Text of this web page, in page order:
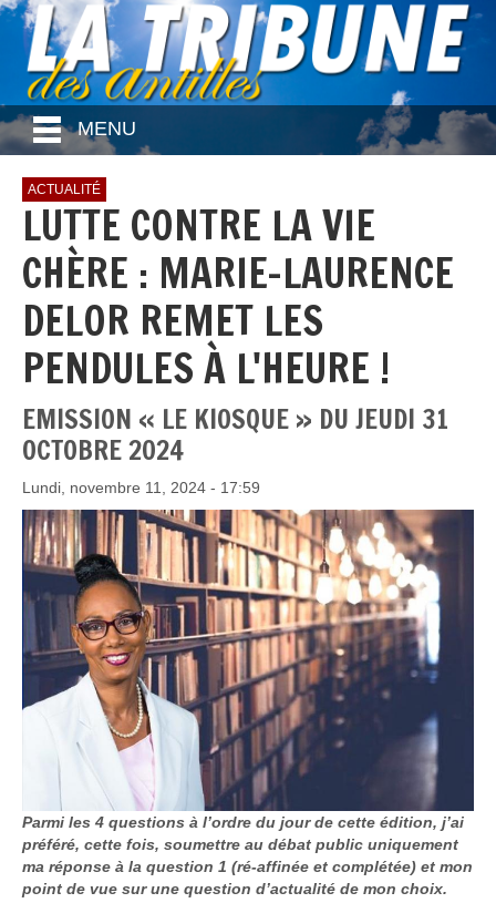
MENU
ACTUALITÉ
LUTTE CONTRE LA VIE
CHÈRE : MARIE-LAURENCE
DELOR REMET LES
PENDULES À L'HEURE !
EMISSION « LE KIOSQUE » DU JEUDI 31
OCTOBRE 2024
Lundi, novembre 11, 2024 - 17:59
Parmi les 4 questions à l’ordre du jour de cette édition, j’ai
préféré, cette fois, soumettre au débat public uniquement
ma réponse à la question 1 (ré-affinée et complétée) et mon
point de vue sur une question d’actualité de mon choix.